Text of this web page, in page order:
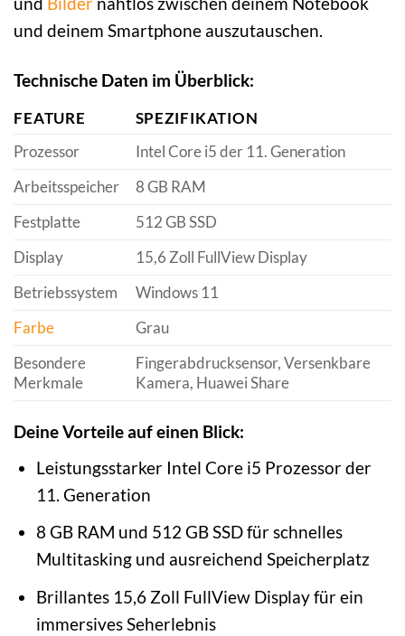
und deinem Smartphone auszutauschen.
Technische Daten im Überblick:
FEATURE
SPEZIFIKATION
Prozessor
Intel Core i5 der 11. Generation
Arbeitsspeicher
8 GB RAM
Festplatte
512 GB SSD
Display
15,6 Zoll FullView Display
Betriebssystem
Windows 11
Farbe
Grau
Besondere
Merkmale
Fingerabdrucksensor, Versenkbare
Kamera, Huawei Share
Deine Vorteile auf einen Blick:
Leistungsstarker Intel Core i5 Prozessor der
11. Generation
8 GB RAM und 512 GB SSD für schnelles
Multitasking und ausreichend Speicherplatz
Brillantes 15,6 Zoll FullView Display für ein
immersives Seherlebnis